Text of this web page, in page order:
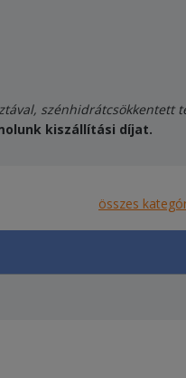
szénhidrátcsökkentett
kiszállítási díjat.
összes